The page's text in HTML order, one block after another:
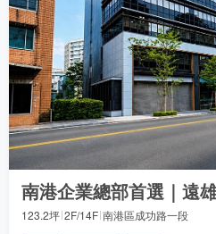
南港企業總部首選｜遠
123.2坪 2F/14F 南港區成功路一段